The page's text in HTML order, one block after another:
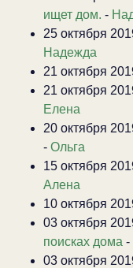
ищет дом. -
25 октября
Надежда
21 октября
21 октября
Елена
20 октября
- Ольга
15 октября
Алена
10 октября
03 октября
поисках дома -
03 октября